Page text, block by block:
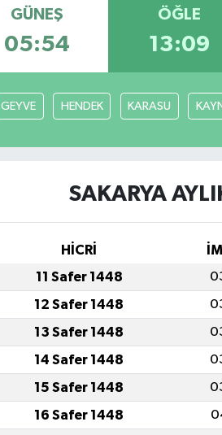
GÜNEŞ
05:54
ÖĞLE
13:09
GEYVE HENDEK KARASU
SAKARYA
HİCRİ
11 Safer 1448
12 Safer 1448
13 Safer 1448
14 Safer 1448
15 Safer 1448
16 Safer 1448